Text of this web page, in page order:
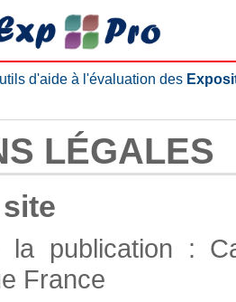
d'aide à l'évaluation des
LÉGALES
la publication :
France